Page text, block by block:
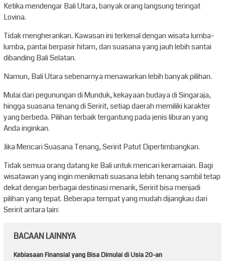
Ketika mendengar Bali Utara, banyak orang langsung teringat
Lovina.
Tidak mengherankan. Kawasan ini terkenal dengan wisata lumba-
lumba, pantai berpasir hitam, dan suasana yang jauh lebih santai
dibanding Bali Selatan.
Namun, Bali Utara sebenarnya menawarkan lebih banyak pilihan.
Mulai dari pegunungan di Munduk, kekayaan budaya di Singaraja,
hingga suasana tenang di Seririt, setiap daerah memiliki karakter
yang berbeda. Pilihan terbaik tergantung pada jenis liburan yang
Anda inginkan.
Jika Mencari Suasana Tenang, Seririt Patut Dipertimbangkan.
Tidak semua orang datang ke Bali untuk mencari keramaian. Bagi
wisatawan yang ingin menikmati suasana lebih tenang sambil tetap
dekat dengan berbagai destinasi menarik, Seririt bisa menjadi
pilihan yang tepat. Beberapa tempat yang mudah dijangkau dari
Seririt antara lain:
BACAAN LAINNYA
Kebiasaan Finansial yang Bisa Dimulai di Usia 20-an